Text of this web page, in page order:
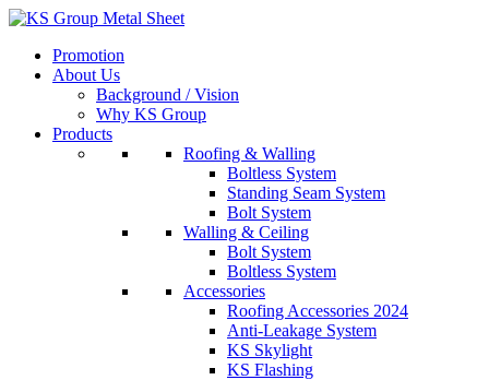
Skip
contentPromotion
About Us
Background / Vision
Why KS Group
Products
Roofing & Walling
Boltless System
Standing Seam System
Bolt System
Walling & Ceiling
Bolt System
Boltless System
Accessories
Roofing Accessories 2024
Anti-Leakage System
KS Skylight
KS Flashing